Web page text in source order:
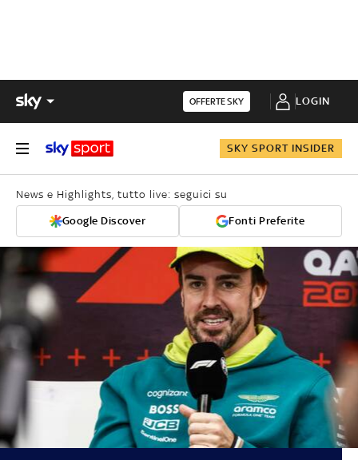
OFFERTE SKY LOGIN
SKY SPORT INSIDER
News e Highlights, tutto live: seguici su
Google Discover Fonti Preferite